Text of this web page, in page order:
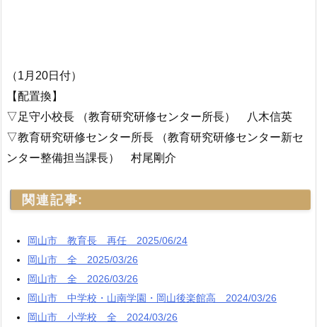
（1月20日付）
【配置換】
▽足守小校長 （教育研究研修センター所長） 八木信英
▽教育研究研修センター所長 （教育研究研修センター新セ
ンター整備担当課長） 村尾剛介
関連記事:
岡山市 教育長 再任 2025/06/24
岡山市 全 2025/03/26
岡山市 全 2026/03/26
岡山市 中学校・山南学園・岡山後楽館高 2024/03/26
岡山市 小学校 全 2024/03/26